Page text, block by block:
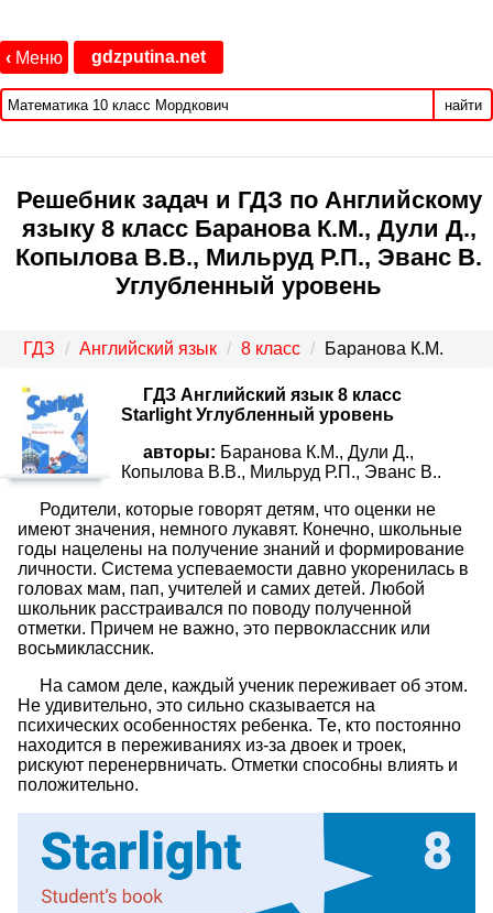
‹ Меню gdzputina.net
найти
Решебник задач и ГДЗ по Английскому
языку 8 класс Баранова К.М., Дули Д.,
Копылова В.В., Мильруд Р.П., Эванс В.
Углубленный уровень
ГДЗ Английский язык 8 класс Баранова К.М.
ГДЗ Английский язык 8 класс
Starlight Углубленный уровень
авторы: Баранова К.М., Дули Д.,
Копылова В.В., Мильруд Р.П., Эванс В..
Родители, которые говорят детям, что оценки не
имеют значения, немного лукавят. Конечно, школьные
годы нацелены на получение знаний и формирование
личности. Система успеваемости давно укоренилась в
головах мам, пап, учителей и самих детей. Любой
школьник расстраивался по поводу полученной
отметки. Причем не важно, это первоклассник или
восьмиклассник.
На самом деле, каждый ученик переживает об этом.
Не удивительно, это сильно сказывается на
психических особенностях ребенка. Те, кто постоянно
находится в переживаниях из-за двоек и троек,
рискуют перенервничать. Отметки способны влиять и
положительно.